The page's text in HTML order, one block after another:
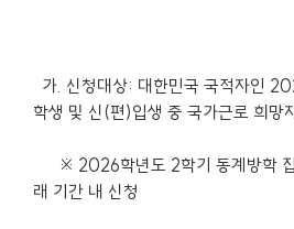
가. 신청대상: 대한민국 국적자인
학생 및 신(편)입생 중 국가근로 희망
※ 2026학년도 2학기 동계방학 집
래 기간 내 신청